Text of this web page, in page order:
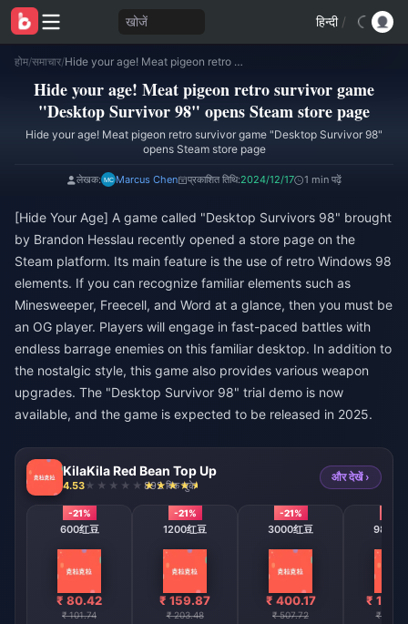
खोजें हिन्दी /
होम/समाचार/ Hide your age! Meat pigeon retro survivor game "Desktop Survivor 98" opens Steam store page
Hide your age! Meat pigeon retro survivor game
"Desktop Survivor 98" opens Steam store page
Hide your age! Meat pigeon retro survivor game "Desktop Survivor 98"
opens Steam store page
लेखक: Marcus Chen प्रकाशित तिथि:2024/12/17 1 min पढ़ें
[Hide Your Age] A game called "Desktop Survivors 98" brought
by Brandon Hesslau recently opened a store page on the
Steam platform. Its main feature is the use of retro Windows 98
elements. If you can recognize familiar elements such as
Minesweeper, Freecell, and Word at a glance, then you must be
an OG player. Players will engage in fast-paced battles with
endless barrage enemies on this familiar desktop. In addition to
the nostalgic style, this game also provides various weapon
upgrades. The "Desktop Survivor 98" trial demo is now
available, and the game is expected to be released in 2025.
KilaKila Red Bean Top Up
4.53 892 बिक चुके
और देखें ›
-21%
600红豆
₹ 80.42
₹ 101.74
-21%
1200红豆
₹ 159.87
₹ 203.48
-21%
3000红豆
₹ 400.17
₹ 507.72
9800
₹
₹